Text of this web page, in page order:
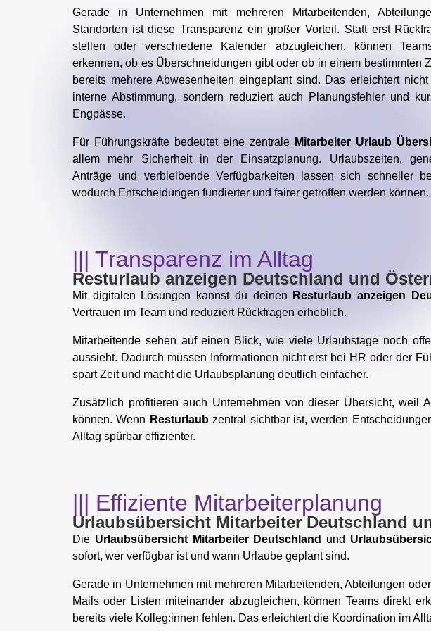
Gerade in Unternehmen mit mehreren Mitarbeitenden,
Standorten ist diese Transparenz ein großer Vorteil. Statt erst
stellen oder verschiedene Kalender abzugleichen, können
erkennen, ob es Überschneidungen gibt oder ob in einem bestimmten
bereits mehrere Abwesenheiten eingeplant sind. Das erleichtert
interne Abstimmung, sondern reduziert auch Planungsfehler und
Engpässe.
Für Führungskräfte bedeutet eine zentraleMitarbeiter Urlaub
allem mehr Sicherheit in der Einsatzplanung. Urlaubszeiten,
Anträge und verbleibende Verfügbarkeiten lassen sich schneller
wodurch Entscheidungen fundierter und fairer getroffen werden können.
||| Transparenz im Alltag
Resturlaub anzeigen Deutschland und
Mit digitalen Lösungen kannst du deinen Resturlaub anzeigen
Vertrauen im Team und reduziert Rückfragen erheblich.
Mitarbeitende sehen auf einen Blick, wie viele Urlaubstage noch
aussieht. Dadurch müssen Informationen nicht erst bei HR oder der
spart Zeit und macht die Urlaubsplanung deutlich einfacher.
Zusätzlich profitieren auch Unternehmen von dieser Übersicht, weil
können. Wenn Resturlaubzentral sichtbar ist, werden
Alltag spürbar effizienter.
||| Effiziente Mitarbeiterplanung
Urlaubsübersicht Mitarbeiter Deutschland
Die Urlaubsübersicht Mitarbeiter Deutschland und
sofort, wer verfügbar ist und wann Urlaube geplant sind.
Gerade in Unternehmen mit mehreren Mitarbeitenden, Abteilungen
Mails oder Listen miteinander abzugleichen, können Teams direkt
bereits viele Kolleg:innen fehlen. Das erleichtert die Koordination im